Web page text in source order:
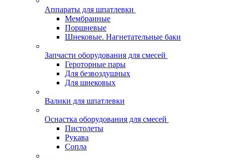
Аппараты для шпатлевки
Мембранные
Поршневые
Шнековые. Нагнетательные баки
Запчасти оборудования для смесей
Героторные пары
Для безвоздушных
Для шнековых
Валики для шпатлевки
Оснастка оборудования для смесей
Пистолеты
Рукава
Сопла